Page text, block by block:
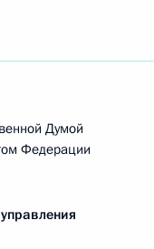
Думой
Федерации